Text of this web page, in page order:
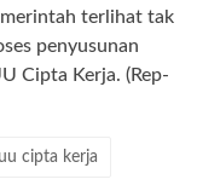
terlihat tak
penyusunan
Cipta Kerja. (Rep-
cipta kerja